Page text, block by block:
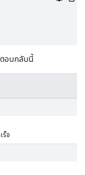
ตอบกลับนี้
ร็จ